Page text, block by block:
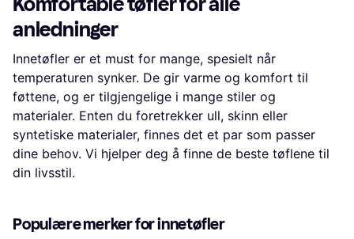
anledninger
Innetøfler er et must for mange, spesielt når
temperaturen synker. De gir varme og komfort til
føttene, og er tilgjengelige i mange stiler og
materialer. Enten du foretrekker ull, skinn eller
syntetiske materialer, finnes det et par som passer
dine behov. Vi hjelper deg å finne de beste tøflene til
din livsstil.
Populære merker for innetøfler